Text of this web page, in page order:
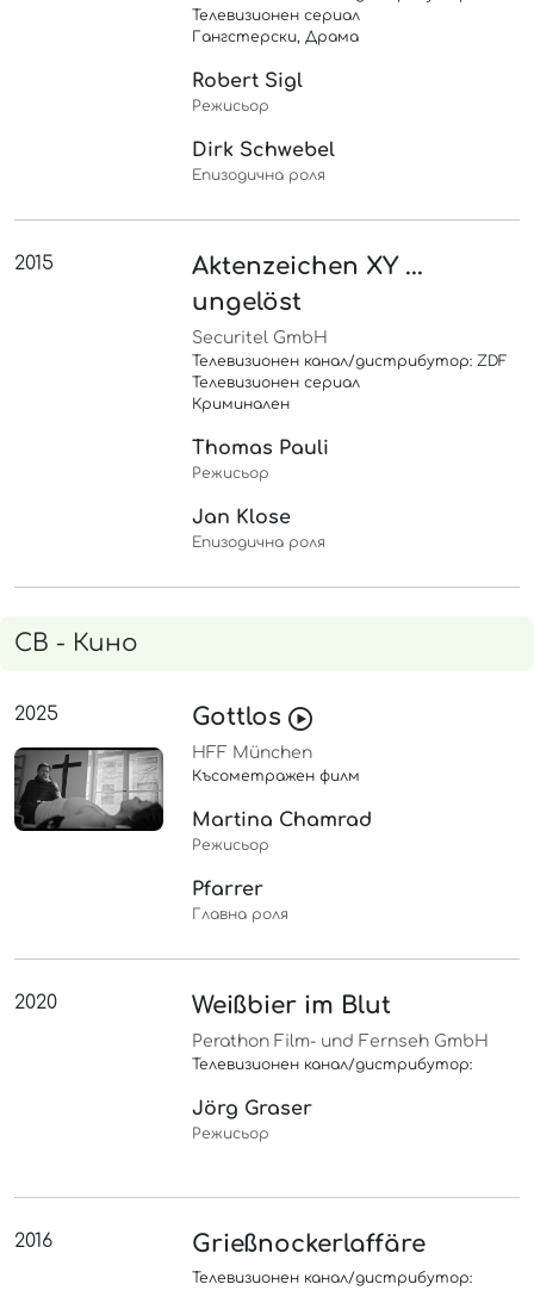
Телевизионен сериал
Гангстерски, Драма
Robert Sigl
Режисьор
Dirk Schwebel
Епизодична роля
2015
Aktenzeichen XY ...
ungelöst
Securitel GmbH
Телевизионен канал/дистрибутор: ZDF
Телевизионен сериал
Криминален
Thomas Pauli
Режисьор
Jan Klose
Епизодична роля
СВ - Кино
2025 Gottlos
HFF München
Късометражен филм
Martina Chamrad
Режисьор
Pfarrer
Главна роля
2020 Weißbier im Blut
Perathon Film- und Fernseh GmbH
Телевизионен канал/дистрибутор:
Jörg Graser
Режисьор
2016 Grießnockerlaffäre
Телевизионен канал/дистрибутор: